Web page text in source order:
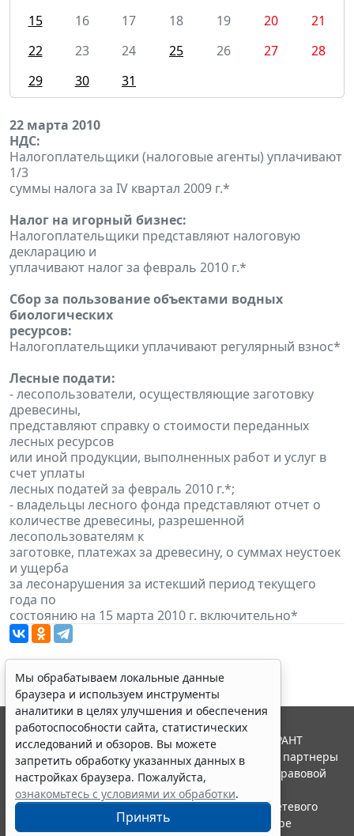
15
16 17 18 19 20
21
22
23 24 25 26 27
28
29
30 31
22 марта 2010
НДС:
Налогоплательщики (налоговые агенты) уплачивают
1/3
суммы налога за IV квартал 2009 г.*
Налог на игорный бизнес:
Налогоплательщики представляют налоговую
декларацию и
уплачивают налог за февраль 2010 г.*
Сбор за пользование объектами водных
биологических
ресурсов:
Налогоплательщики уплачивают регулярный взнос*
Лесные подати:
- лесопользователи, осуществляющие заготовку
древесины,
представляют справку о стоимости переданных
лесных ресурсов
или иной продукции, выполненных работ и услуг в
счет уплаты
лесных податей за февраль 2010 г.*;
- владельцы лесного фонда представляют отчет о
количестве древесины, разрешенной
лесопользователям к
заготовке, платежах за древесину, о суммах неустоек
и ущерба
за лесонарушения за истекший период текущего
года по
состоянию на 15 марта 2010 г. включительно*
Мы обрабатываем локальные данные
браузера и используем инструменты
аналитики в целях улучшения и обеспечения
работоспособности сайта, статистических
исследований и обзоров. Вы можете
запретить обработку указанных данных в
настройках браузера. Пожалуйста,
ознакомьтесь с условиями их обработки.
Принять
© ООО "НПП "ГАРАНТ-СЕРВИС", 2026. Система ГАРАНТ
выпускается с 1990 года. Компания "Гарант" и ее партнеры
являются участниками Российской ассоциации правовой
информации ГАРАНТ.
Портал ГАРАНТ.РУ зарегистрирован в качестве сетевого
издания Федеральной службой по надзору в сфере